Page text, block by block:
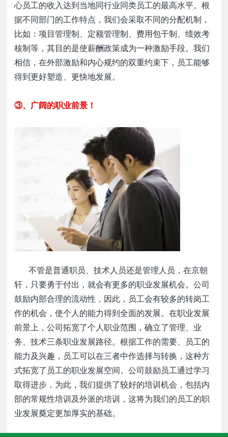
心员工的收入达到当地同行业同类员工的最高水平。根
据不同部门的工作特点，我们会采取不同的分配机制，
比如：项目管理制、定额管理制、费用包干制、绩效考
核制等，其目的是使薪酬政策成为一种激励手段。我们
相信，在外部激励和内心规约的双重约束下，员工能够
得到更好塑造、更快地发展。
③、 广阔的职业前景 ！
不管是普通职员、技术人员还是管理人员，在京朝
轩 ，只要勇于付出，就会有更多的职业发展机会。公司
鼓励内部合理的流动性，因此，员工会有较多的转岗工
作的机会，使个人的能力得到全面的发展。在职业发展
前景上，公司拓宽了个人职业范围，确立了管理、业
务、技术三条职业发展路径。根据工作的需要、员工的
能力及兴趣，员工可以在三者中作选择与转换，这种方
式拓宽了员工的职业发展空间。公司鼓励员工通过学习
取得进步，为此，我们提供了较好的培训机会，包括内
部的常规性培训及外派的培训，这将为我们的员工的职
业发展奠定更加厚实的基础。